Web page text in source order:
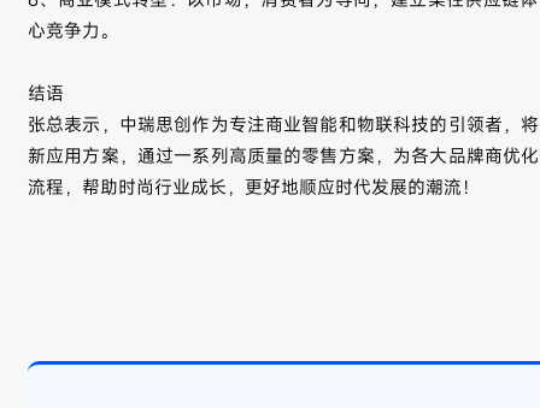
心竞争力。
结语
张总表示，中瑞思创作为专注商业智能和物联科技的引领者，
新应用方案，通过一系列高质量的零售方案，为各大品牌商优
流程，帮助时尚行业成长，更好地顺应时代发展的潮流！